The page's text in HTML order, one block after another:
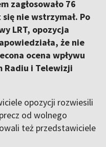
zagłosowało 76
nie wstrzymał. Po
LRT, opozycja
że nie
ocena wpływu
Radiu i Telewizji
opozycji rozwiesili
od wolnego
też przedstawiciele